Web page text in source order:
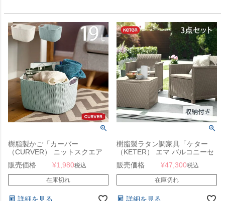
樹脂製かご「カーバー
（CURVER） ニットスクエア
バスケット 19L」
販売価格 ¥1,980税込
在庫切れ
詳細を見る
樹脂製ラタン調家具「ケター
（KETER） エマ バルコニーセ
ット 3点セット （EMMA
BALCONY SET 147871）」
販売価格 ¥47,300税込
在庫切れ
詳細を見る